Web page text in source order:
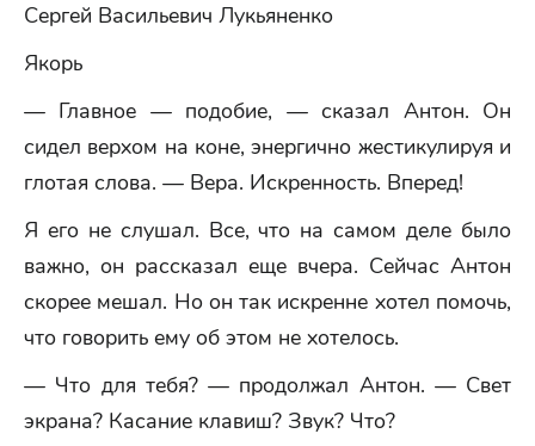
Сергей Васильевич Лукьяненко
Якорь
— Главное — подобие, — сказал Антон. Он
сидел верхом на коне, энергично жестикулируя и
глотая слова. — Вера. Искренность. Вперед!
Я его не слушал. Все, что на самом деле было
важно, он рассказал еще вчера. Сейчас Антон
скорее мешал. Но он так искренне хотел помочь,
что говорить ему об этом не хотелось.
— Что для тебя? — продолжал Антон. — Свет
экрана? Касание клавиш? Звук? Что?